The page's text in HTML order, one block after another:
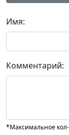
Имя:
Комментарий:
*Максимальное